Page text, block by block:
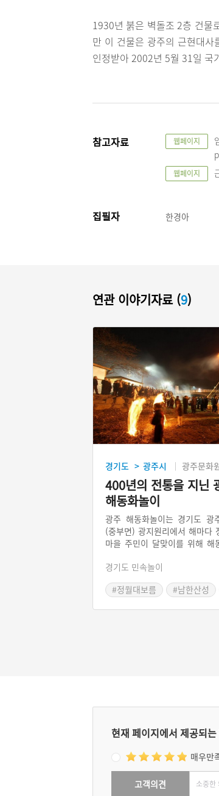
1930년 붉은 벽돌조 2층 건물
만 이 건물은 광주의 근현대
인정받아 2002년 5월 31일 국
참고자료 웹페이지
웹페이지
집필자 한경아
연관 이야기자료 (9)
경기도 > 광주시 광주문화
400년의 전통을 지닌
해동화놀이
광주 해동화놀이는 경기도 광
(중부면) 광지원리에서 해마다
마을 주민이 달맞이를 위해 해
초의 집단 놀이 형태이다. 해동
(경기도), 화옹이(경기도 여주)
경기도 민속놀이
#정월대보름
#남한산성
현재 페이지에서 제공되
매우만
고객의견